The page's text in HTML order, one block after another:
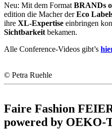
Neu: Mit dem Format BRANDs
edition die Macher derEco
ihre XL-Expertise einbringen
Sichtbarkeit bekamen.
Alle Conference-Videos gibt’s
© Petra Ruehle
Faire Fashion
powered by OEKO-